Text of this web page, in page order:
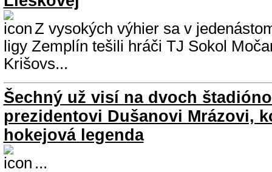
Z vysokých výhier sa v
ligy Zemplín tešili hráči TJ Sokol
Krišovs...
Šechný už visí na dvoch
prezidentovi Dušanovi Mrázovi,
hokejová legenda
...